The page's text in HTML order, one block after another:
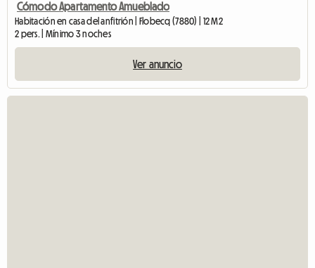
Cómodo Apartamento Amueblado
Habitación en casa del anfitrión | Flobecq (7880) | 12 M2
2 pers. | Mínimo 3 noches
Ver anuncio